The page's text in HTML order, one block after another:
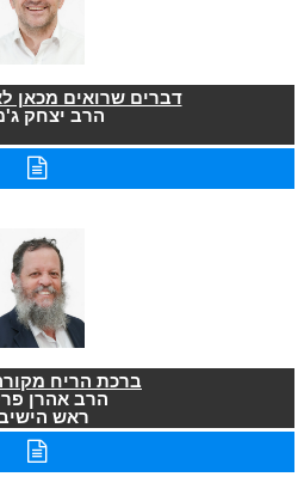
דברים שרואים מכאן
הרב יצחק
ברכת הריח מקורה
הרב אהרן
ראש